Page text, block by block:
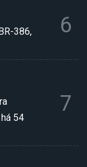
386,
6
54
7